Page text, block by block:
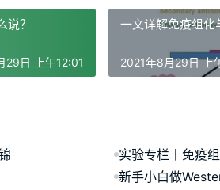
？
29日 上午12:01
一文详解免疫组化
2021年8月29日 上
新手小白做